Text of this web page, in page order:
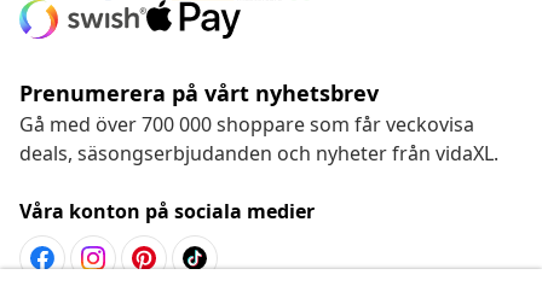
Prenumerera på vårt nyhetsbrev
Gå med över 700 000 shoppare som får veckovisa
deals, säsongserbjudanden och nyheter från vidaXL.
Våra konton på sociala medier